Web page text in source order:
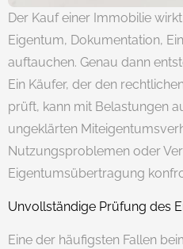
Der Kauf einer Immobilie
Eigentum, Dokumentation,
auftauchen. Genau dann
Ein Käufer, der den
prüft, kann mit Belastungen
ungeklärten
Nutzungsproblemen oder
Eigentumsübertragung
Unvollständige Prüfung des
Eine der häufigsten Fallen